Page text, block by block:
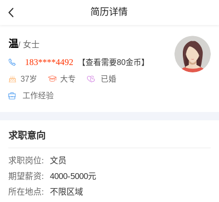
简历详情
温/ 女士
183****4492 【查看需要80金币】
37岁 大专 已婚
工作经验
求职意向
求职岗位:
文员
期望薪资:
4000-5000元
所在地点:
不限区域